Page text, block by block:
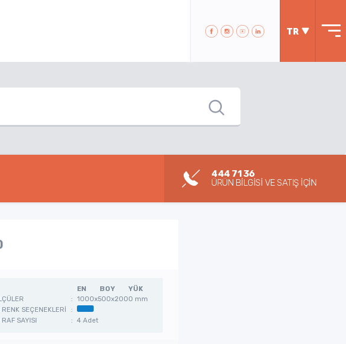
TR
444 71 36
ÜRÜN BİLGİSİ VE SATIŞ İÇİN
EN BOY
YÜK
:
1000x500x2000 mm
RENK SEÇENEKLERİ
:
RAF SAYISI
: 4 Adet